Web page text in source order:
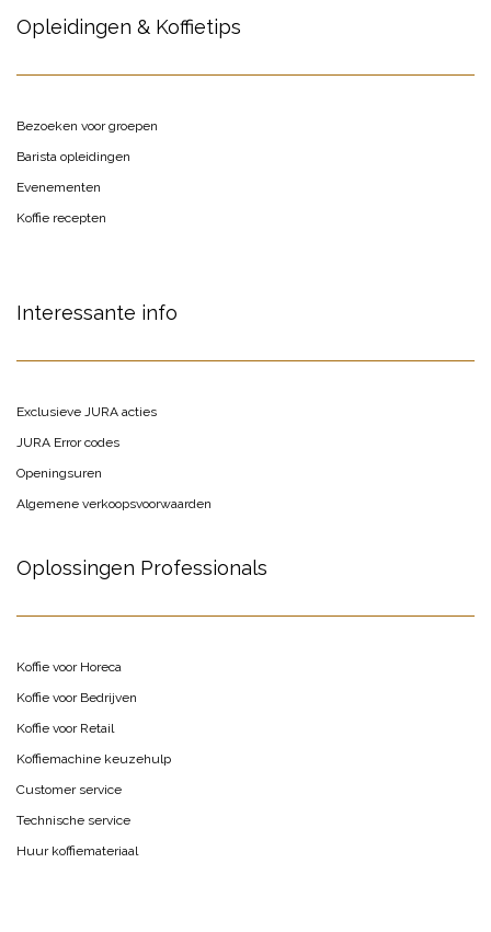
Opleidingen & Koffietips
Bezoeken voor groepen
Barista opleidingen
Evenementen
Koffie recepten
Interessante info
Exclusieve JURA acties
JURA Error codes
Openingsuren
Algemene verkoopsvoorwaarden
Oplossingen Professionals
Koffie voor Horeca
Koffie voor Bedrijven
Koffie voor Retail
Koffiemachine keuzehulp
Customer service
Technische service
Huur koffiemateriaal